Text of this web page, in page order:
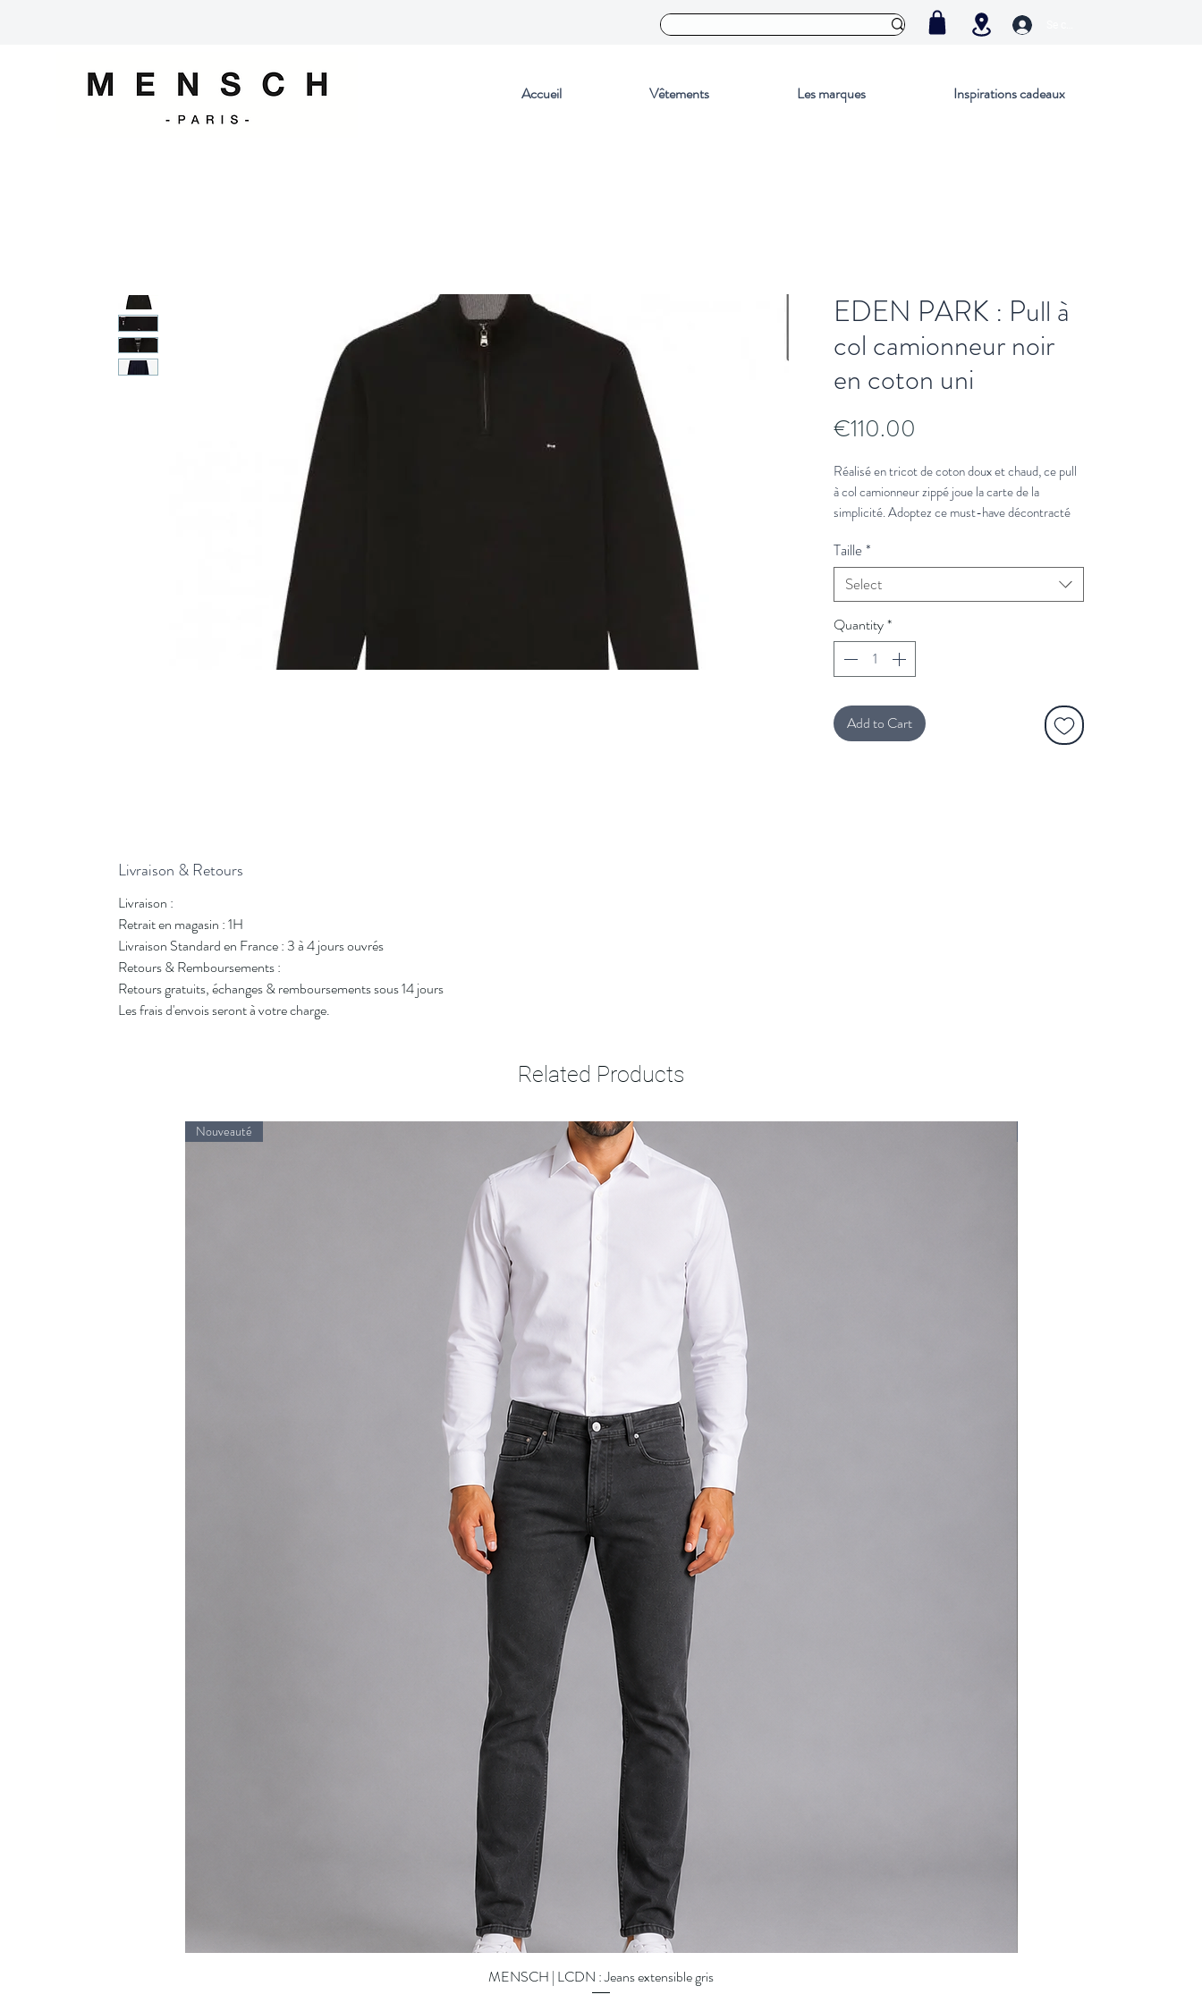
Accueil Vêtements Les marques Inspirations cadeaux
EDEN PARK : Pull à
col camionneur noir
en coton uni
€110.00
Réalisé en tricot de coton doux et chaud, ce pull
à col camionneur zippé joue la carte de la
simplicité. Adoptez ce must-have décontracté
coton et des derbies en cuir marron.
Regular fit
Col camionneur avec intérieur contrasté
Demi-lune contrastée à rayures
Logo nœud papillon rose brodé poitrine.
Taille*
Select
Quantity*
Add to Cart
Livraison & Retours
Livraison :
Retrait en magasin : 1H
Livraison Standard en France : 3 à 4 jours ouvrés
Retours & Remboursements :
Retours gratuits, échanges & remboursements sous 14 jours
Les frais d'envois seront à votre charge.
Related Products
Quick View
Nouveauté
MENSCH | LCDN : Jeans extensible gris